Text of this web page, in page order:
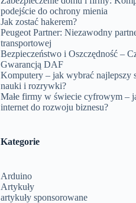
podejście do ochrony mienia
Jak zostać hakerem?
Peugeot Partner: Niezawodny
transportowej
Bezpieczeństwo i Oszczędność –
Gwarancją DAF
Komputery – jak wybrać najlepszy
nauki i rozrywki?
Małe firmy w świecie cyfrowym –
internet do rozwoju biznesu?
Kategorie
Arduino
Artykuły
artykuły sponsorowane